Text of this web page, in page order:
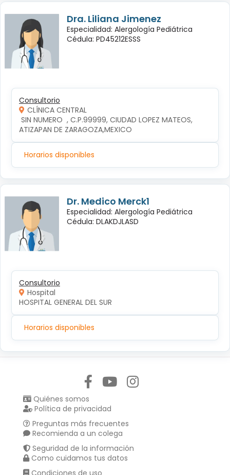
Dra. Liliana Jimenez
Especialidad: Alergología Pediátrica
Cédula: PD45212ESSS
Consultorio
CLÍNICA CENTRAL
ATIZAPAN DE ZARAGOZA,MEXICO
Horarios disponibles
Dr. Medico Merck1
Especialidad: Alergología Pediátrica
Cédula: DLAKDJLASD
Consultorio
Hospital
HOSPITAL GENERAL DEL SUR
Horarios disponibles
Quiénes somos
Política de privacidad
Preguntas más frecuentes
Recomienda a un colega
Seguridad de la información
Como cuidamos tus datos
Condiciones de uso